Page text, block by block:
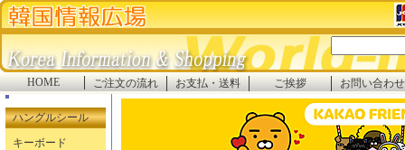
HOME ご注文の流れ お支払・送料 ご挨拶 お問い合わせ
ハングルシール
キーボード